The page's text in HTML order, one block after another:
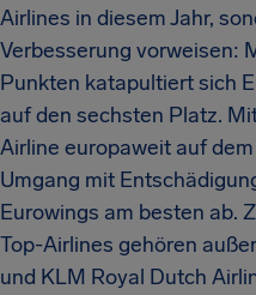
Airlines in diesem Jahr,
Verbesserung vorweisen:
Punkten katapultiert sich
auf den sechsten Platz.
Airline europaweit auf
Umgang mit
Eurowings am besten ab.
Top-Airlines gehören
und KLM Royal Dutch